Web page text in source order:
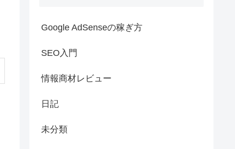
Google AdSenseの稼ぎ方
SEO入門
情報商材レビュー
日記
未分類